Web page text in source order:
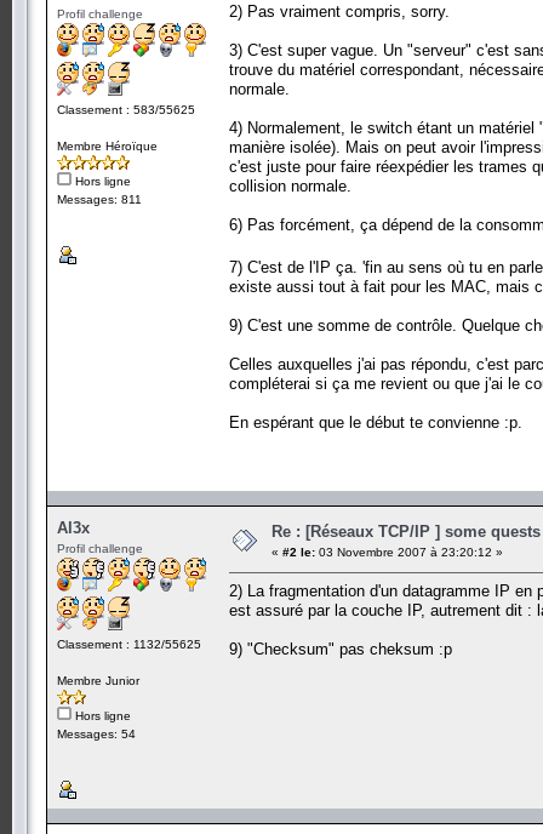
Profil challenge
Classement : 583/55625
Membre Héroïque
Hors ligne
Messages: 811
2) Pas vraiment compris, sorry.
3) C'est super vague. Un "serveur" c'est
trouve du matériel correspondant,
normale.
4) Normalement, le switch étant un
manière isolée). Mais on peut avoir
c'est juste pour faire réexpédier les trames
collision normale.
6) Pas forcément, ça dépend de la
7) C'est de l'IP ça. 'fin au sens où tu en
existe aussi tout à fait pour les MAC, mais
9) C'est une somme de contrôle. Quelque
Celles auxquelles j'ai pas répondu, c'est
compléterai si ça me revient ou que j'ai le
En espérant que le début te convienne :p.
Al3x
Profil challenge
Classement : 1132/55625
Membre Junior
Hors ligne
Messages: 54
Re : [Réseaux TCP/IP ] some
« #2 le: 03 Novembre 2007 à 23:20:12 »
2) La fragmentation d'un datagramme IP
est assuré par la couche IP, autrement dit :
9) "Checksum" pas cheksum :p